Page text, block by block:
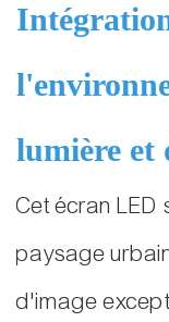
lumière et
Cet écran LED
paysage
d'image